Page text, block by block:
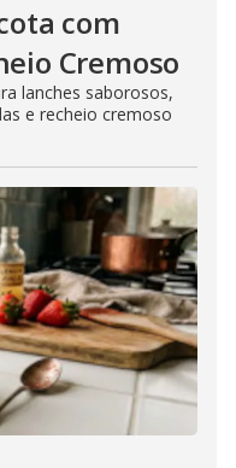
com
Cremoso
lanches saborosos,
e recheio cremoso